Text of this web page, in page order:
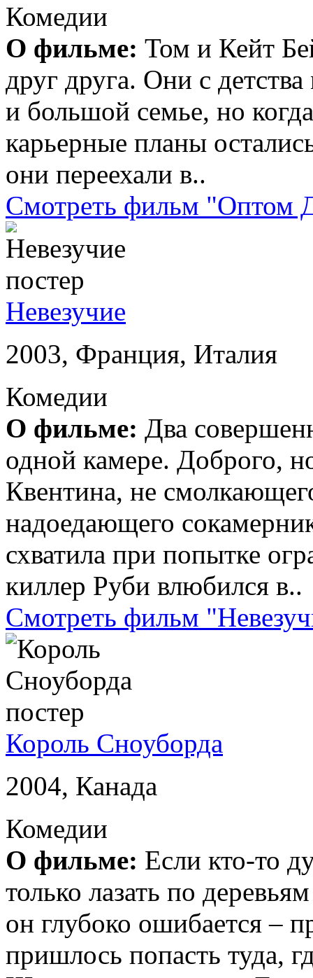
Комедии
О фильме: Том и Кейт
друг друга. Они с
и большой семье, но
карьерные планы
они переехали в..
Смотреть фильм "Оптом
Невезучие
2003, Франция, Италия
Комедии
О фильме: Два
одной камере. Доброго,
Квентина, не
надоедающего
схватила при попытке
киллер Руби влюбился в..
Смотреть фильм
Король Сноуборда
2004, Канада
Комедии
О фильме: Если кто-то
только лазать по
он глубоко ошибается –
пришлось попасть туда,